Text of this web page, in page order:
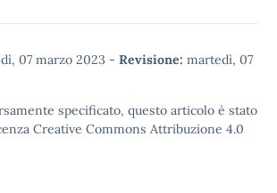
07 marzo 2023 - Revisione: martedì, 07
specificato, questo articolo è stato
Creative Commons Attribuzione 4.0